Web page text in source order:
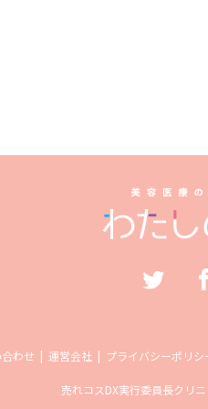
わせ 運営会社 プライバシーポリシ
売れコスDX実行委員長クリ